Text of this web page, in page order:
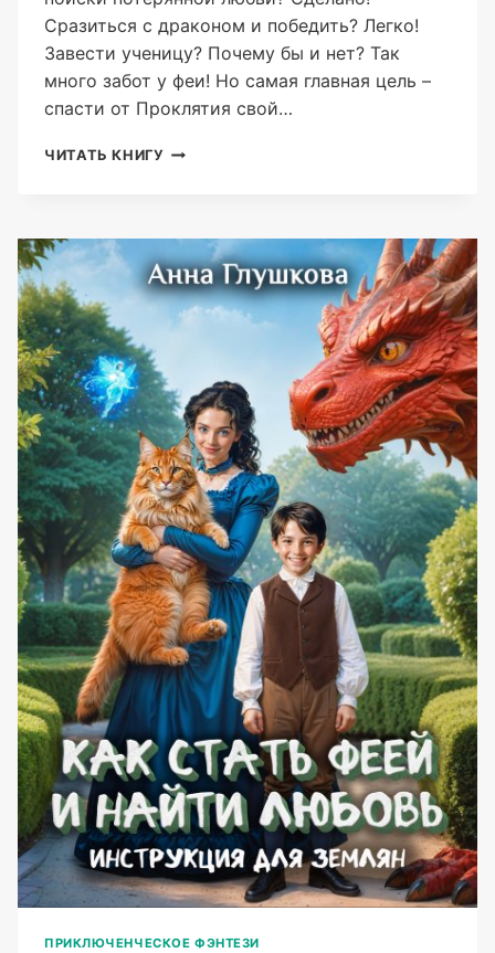
Сразиться с драконом и победить? Легко!
Завести ученицу? Почему бы и нет? Так
много забот у феи! Но самая главная цель –
спасти от Проклятия свой…
ЧИТАТЬ КНИГУ ДУША
КРЫЛЬЯ
(АННА
ГЛУШКОВА)
ПРИКЛЮЧЕНЧЕСКОЕ ФЭНТЕЗИ